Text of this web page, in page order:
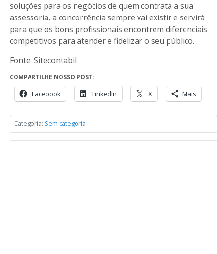
soluções para os negócios de quem contrata a sua
assessoria, a concorrência sempre vai existir e servirá
para que os bons profissionais encontrem diferenciais
competitivos para atender e fidelizar o seu público.
Fonte: Sitecontabil
COMPARTILHE NOSSO POST:
Facebook LinkedIn X Mais
Categoria: Sem categoria